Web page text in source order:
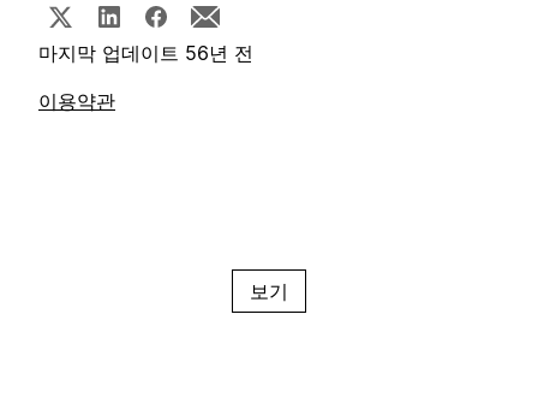
마지막 업데이트 56년 전
이용약관
보기